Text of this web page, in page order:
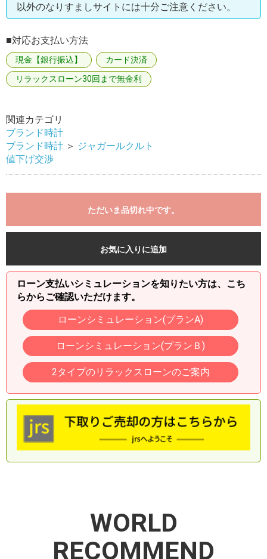
以外のなりすましサイトには十分ご注意ください。
■対応お支払い方法
現金【銀行振込】
カード決済
リラックスローン30回まで無金利
関連カテゴリ
ブランド時計
ブランド時計 ＞ ジャガールクルト
値下げ交渉
ただいま品切れ中です。
お気に入りに追加
ローン支払いシミュレーションを知りたい方は、こち
らからご確認いただけます。
ローンシミュレーション(プランA)
ローンシミュレーション(プランＢ)
2タイプのリラックスローンのご案内
WORLD
RECOMMEND